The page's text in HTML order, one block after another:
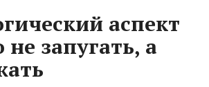
аспект
запугать, а